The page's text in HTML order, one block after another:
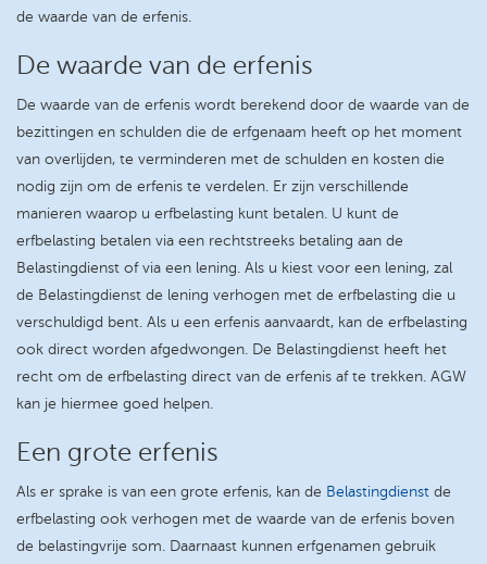
de waarde van de erfenis.
De waarde van de erfenis
De waarde van de erfenis wordt berekend door de waarde van de
bezittingen en schulden die de erfgenaam heeft op het moment
van overlijden, te verminderen met de schulden en kosten die
nodig zijn om de erfenis te verdelen. Er zijn verschillende
manieren waarop u erfbelasting kunt betalen. U kunt de
erfbelasting betalen via een rechtstreeks betaling aan de
Belastingdienst of via een lening. Als u kiest voor een lening, zal
de Belastingdienst de lening verhogen met de erfbelasting die u
verschuldigd bent. Als u een erfenis aanvaardt, kan de erfbelasting
ook direct worden afgedwongen. De Belastingdienst heeft het
recht om de erfbelasting direct van de erfenis af te trekken. AGW
kan je hiermee goed helpen.
Een grote erfenis
Als er sprake is van een grote erfenis, kan de Belastingdienst de
erfbelasting ook verhogen met de waarde van de erfenis boven
de belastingvrije som. Daarnaast kunnen erfgenamen gebruik